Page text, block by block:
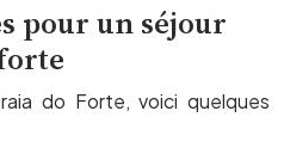
pour un séjour
do Forte, voici quelques